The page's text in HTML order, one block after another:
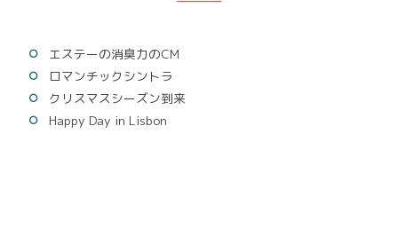
エステーの消臭力のCM
ロマンチックシントラ
クリスマスシーズン到来
Happy Day in Lisbon